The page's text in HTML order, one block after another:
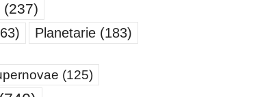
(237)
Planetarie(183)
(125)